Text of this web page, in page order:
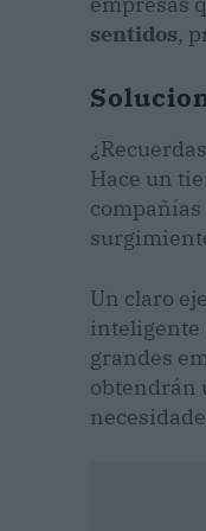
sentidos,
Hace un
Un claro
inteligente
grandes
obtendrán